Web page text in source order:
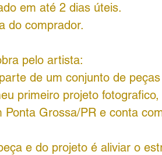
em até 2 dias úteis.
do comprador.
pelo artista:
de um conjunto de
primeiro projeto
Ponta Grossa/PR e conta
e do projeto é aliviar o